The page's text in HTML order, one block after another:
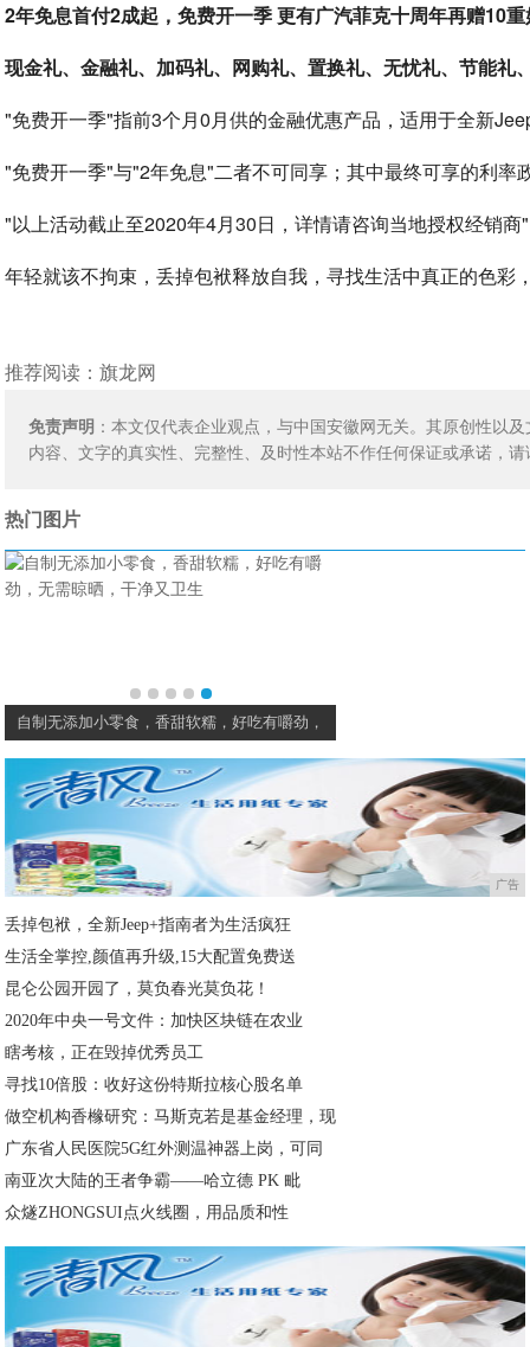
2年免息首付2成起，免费开一季 更有广汽菲克十周年再赠10
现金礼、金融礼、加码礼、网购礼、置换礼、无忧礼、节能礼
"免费开一季"指前3个月0月供的金融优惠产品，适用于全新
"免费开一季"与"2年免息"二者不可同享；其中最终可享的利率
"以上活动截止至2020年4月30日，详情请咨询当地授权经销商"
年轻就该不拘束，丢掉包袱释放自我，寻找生活中真正的色
推荐阅读：旗龙网
免责声明 ：本文仅代表企业观点，与中国安徽网无关。其原创性以
内容、文字的真实性、完整性、及时性本站不作任何保证或承诺，
热门图片
自制无添加小零食，香甜软糯，好吃有嚼劲，
广告
丢掉包袱，全新Jeep+指南者为生活疯狂
生活全掌控,颜值再升级,15大配置免费送
昆仑公园开园了，莫负春光莫负花！
2020年中央一号文件：加快区块链在农业
瞎考核，正在毁掉优秀员工
寻找10倍股：收好这份特斯拉核心股名单
做空机构香橼研究：马斯克若是基金经理，现
广东省人民医院5G红外测温神器上岗，可同
南亚次大陆的王者争霸——哈立德 PK 毗
众燧ZHONGSUI点火线圈，用品质和性